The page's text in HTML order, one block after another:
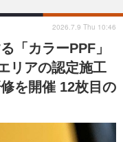
北陸
関西
四国
沖縄
「カラーPPF」
リアの認定施工
を開催 12枚目の
2026.7.9 Thu 10:46